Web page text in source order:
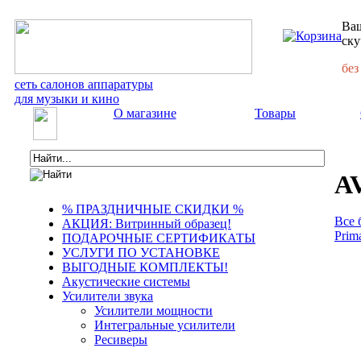
сеть салонов аппаратуры
для музыки и кино
О магазине Товары
% ПРАЗДНИЧНЫЕ СКИДКИ %
АКЦИЯ: Витринный образец!
ПОДАРОЧНЫЕ СЕРТИФИКАТЫ
УСЛУГИ ПО УСТАНОВКЕ
ВЫГОДНЫЕ КОМПЛЕКТЫ!
Акустические системы
Усилители звука
Усилители мощности
Интегральные усилители
Ресиверы
Все